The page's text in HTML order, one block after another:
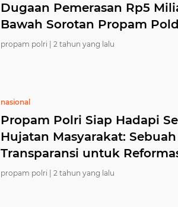
Dugaan Pemerasan Rp5
Bawah Sorotan Propam
propam polri | 2 tahun yang lalu
nasional
Propam Polri Siap Hadapi
Hujatan Masyarakat:
Transparansi untuk
propam polri | 2 tahun yang lalu